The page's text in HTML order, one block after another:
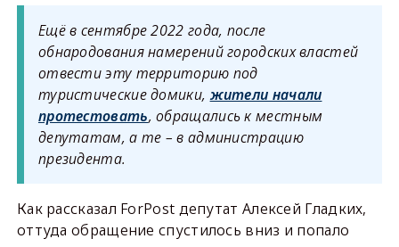
Ещё в сентябре 2022 года, после
обнародования намерений городских властей
отвести эту территорию под
туристические домики,жители начали
протестовать, обращались к местным
депутатам, а те – в администрацию
президента.
Как рассказал ForPost депутат Алексей Гладких,
оттуда обращение спустилось вниз и попало